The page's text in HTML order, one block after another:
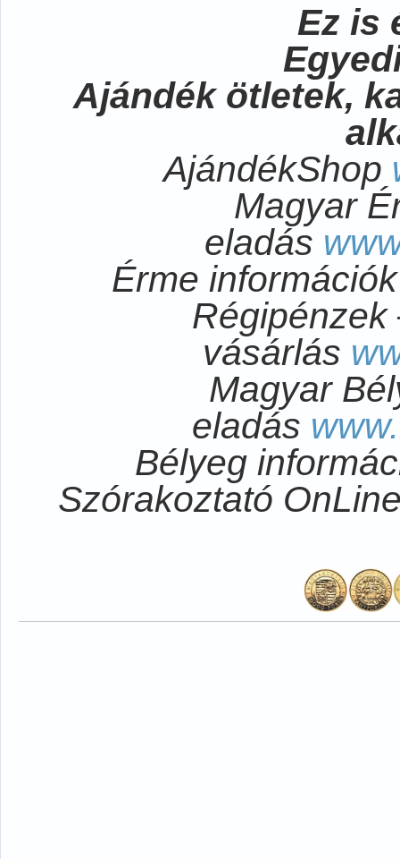
Ez is
Ajándék ötletek,
AjándékShop
Magyar
eladás
Érme
Régipénzek
vásárlás
Magyar
eladás
Bélyeg
Szórakoztató